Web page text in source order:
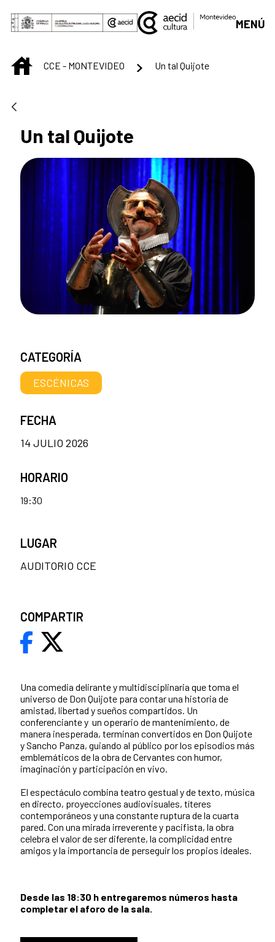
Saltar al contenido principal
MENÚ
INICIOCCE - MONTEVIDEO Un tal Quijote
Un tal Quijote
Una comedia delirante y multidisciplinaria que toma el
universo de Don Quijote para contar una historia de
amistad, libertad y sueños compartidos. Un
conferenciante y un operario de mantenimiento, de
manera inesperada, terminan convertidos en Don Quijote
y Sancho Panza, guiando al público por los episodios más
emblemáticos de la obra de Cervantes con humor,
imaginación y participación en vivo.
El espectáculo combina teatro gestual y de texto, música
en directo, proyecciones audiovisuales, títeres
contemporáneos y una constante ruptura de la cuarta
pared. Con una mirada irreverente y pacifista, la obra
celebra el valor de ser diferente, la complicidad entre
amigos y la importancia de perseguir los propios ideales.
Desde las 18:30 h entregaremos números hasta
completar el aforo de la sala.
CATEGORÍA
ESCÉNICAS
FECHA
14 JULIO 2026
HORARIO
19:30
LUGAR
AUDITORIO CCE
COMPARTIR